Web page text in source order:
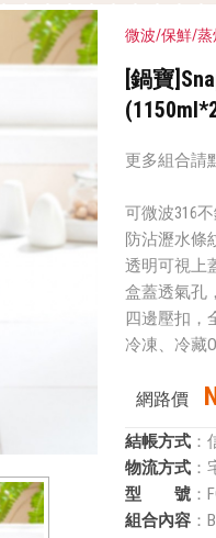
微波/保鮮/
[鍋寶
更多組合請
可微波316
防沾瀝水條
透明可視上
盒蓋透氣孔
四邊壓扣，
冷凍、冷藏
網路價
結帳方式
物流方式 ：
型 號 ：
組合內容 ：